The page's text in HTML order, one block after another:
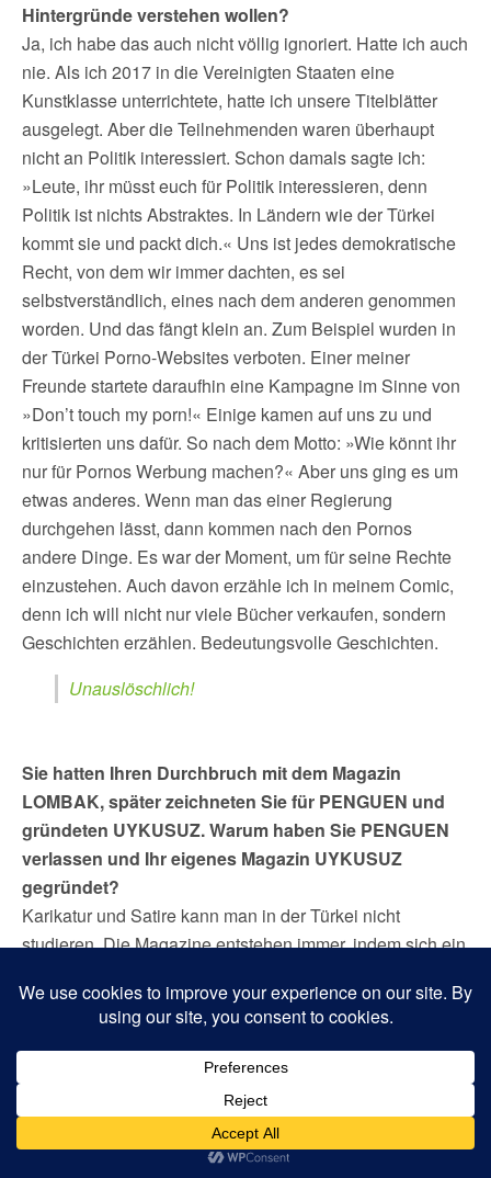
Hintergründe verstehen wollen?
Ja, ich habe das auch nicht völlig ignoriert. Hatte ich auch
nie. Als ich 2017 in die Vereinigten Staaten eine
Kunstklasse unterrichtete, hatte ich unsere Titelblätter
ausgelegt. Aber die Teilnehmenden waren überhaupt
nicht an Politik interessiert. Schon damals sagte ich:
»Leute, ihr müsst euch für Politik interessieren, denn
Politik ist nichts Abstraktes. In Ländern wie der Türkei
kommt sie und packt dich.« Uns ist jedes demokratische
Recht, von dem wir immer dachten, es sei
selbstverständlich, eines nach dem anderen genommen
worden. Und das fängt klein an. Zum Beispiel wurden in
der Türkei Porno-Websites verboten. Einer meiner
Freunde startete daraufhin eine Kampagne im Sinne von
»Don’t touch my porn!« Einige kamen auf uns zu und
kritisierten uns dafür. So nach dem Motto: »Wie könnt ihr
nur für Pornos Werbung machen?« Aber uns ging es um
etwas anderes. Wenn man das einer Regierung
durchgehen lässt, dann kommen nach den Pornos
andere Dinge. Es war der Moment, um für seine Rechte
einzustehen. Auch davon erzähle ich in meinem Comic,
denn ich will nicht nur viele Bücher verkaufen, sondern
Geschichten erzählen. Bedeutungsvolle Geschichten.
Unauslöschlich!
Sie hatten Ihren Durchbruch mit dem Magazin
LOMBAK, später zeichneten Sie für PENGUEN und
gründeten UYKUSUZ. Warum haben Sie PENGUEN
verlassen und Ihr eigenes Magazin UYKUSUZ
gegründet?
Karikatur und Satire kann man in der Türkei nicht
studieren. Die Magazine entstehen immer, indem sich ein
Clique an, die Spaß daran hat, gemeinsam etwas zu
schaffen. Bei PENGUEN arbeiteten wir zu sechst in
einem Raum. Irgendwann fingen wir an, zum Frühstück
hatten. Und jedes Mal sprachen wir darüber, was wir
machen würden, wenn wir machen könnten wie wir
wollen. Denn es gab ein paar Dinge, die uns nicht